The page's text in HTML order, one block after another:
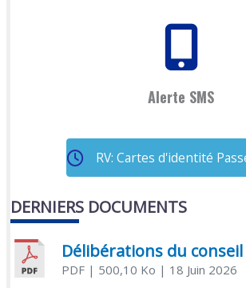
Alerte SMS
RV: Cartes d'identité
DERNIERS DOCUMENTS
PDF| 500,10 Ko | 18 Juin 2026